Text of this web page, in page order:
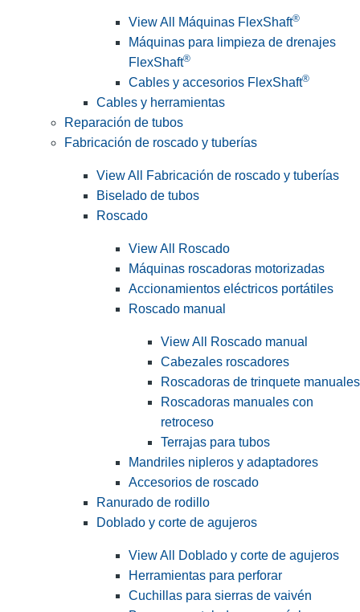
View All Máquinas FlexShaft®
Máquinas para limpieza de drenajes
FlexShaft®
Cables y accesorios FlexShaft®
Cables y herramientas
Reparación de tubos
Fabricación de roscado y tuberías
View All Fabricación de roscado y tuberías
Biselado de tubos
Roscado
View All Roscado
Máquinas roscadoras motorizadas
Accionamientos eléctricos portátiles
Roscado manual
View All Roscado manual
Cabezales roscadores
Roscadoras de trinquete manuales
Roscadoras manuales con
retroceso
Terrajas para tubos
Mandriles nipleros y adaptadores
Accesorios de roscado
Ranurado de rodillo
Doblado y corte de agujeros
View All Doblado y corte de agujeros
Herramientas para perforar
Cuchillas para sierras de vaivén